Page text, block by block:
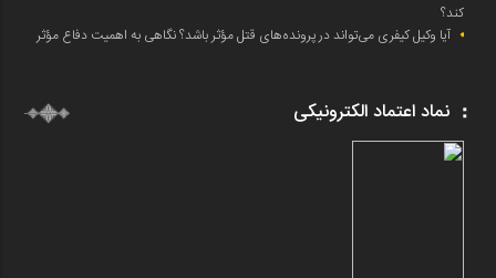
کند؟
آیا وکیل کیفری می‌تواند در پرونده‌های قتل مؤثر باشد؟ نگاهی به اهمیت دفاع مؤثر
نماد اعتماد الکترونیکی